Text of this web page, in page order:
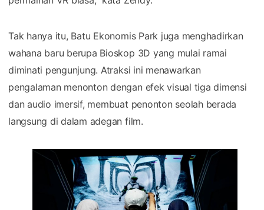
Tak hanya itu, Batu Ekonomis Park juga menghadirkan
wahana baru berupa Bioskop 3D yang mulai ramai
diminati pengunjung. Atraksi ini menawarkan
pengalaman menonton dengan efek visual tiga dimensi
dan audio imersif, membuat penonton seolah berada
langsung di dalam adegan film.